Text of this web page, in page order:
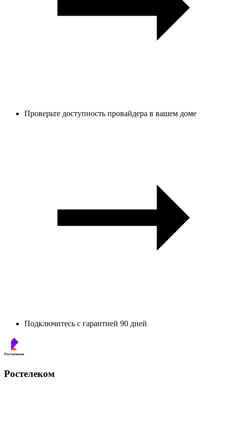
Проверьте доступность провайдера в вашем доме
Подключитесь с гарантией 90 дней
Ростелеком